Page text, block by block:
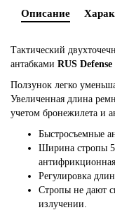
Описание
Тактический
антабками RUS
Ползунок легко
Увеличенная длина
учетом бронежилета и
Быстросъемные
Ширина стропы
Регулировка
Стропы не дают
излучении.